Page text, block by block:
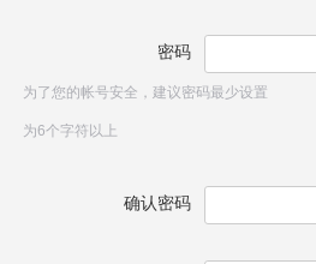
密码
为了您的帐号安全，建议密码最少设置
为6个字符以上
确认密码